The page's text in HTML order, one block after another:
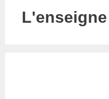
L'enseigne